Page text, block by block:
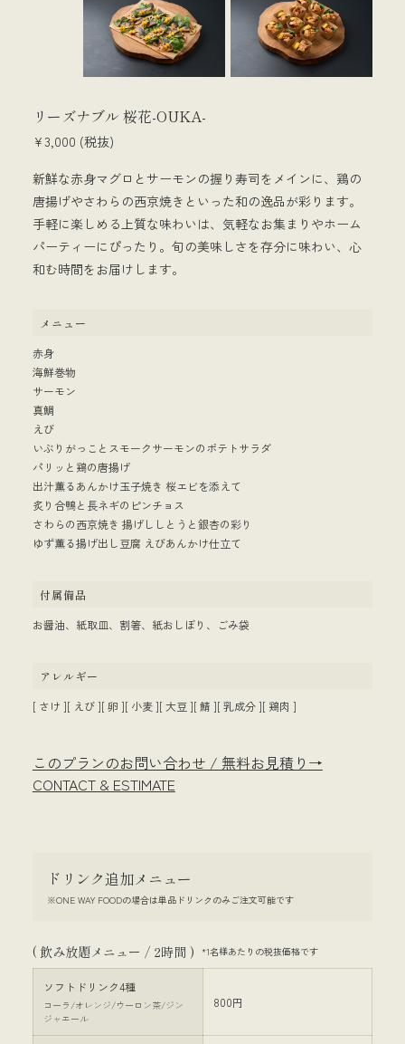
リーズナブル 桜花-OUKA-
¥3,000 (税抜)
新鮮な赤身マグロとサーモンの握り寿司をメインに、鶏の
唐揚げやさわらの西京焼きといった和の逸品が彩ります。
手軽に楽しめる上質な味わいは、気軽なお集まりやホーム
パーティーにぴったり。旬の美味しさを存分に味わい、心
和む時間をお届けします。
メニュー
赤身
海鮮巻物
サーモン
真鯛
えび
いぶりがっことスモークサーモンのポテトサラダ
パリッと鶏の唐揚げ
出汁薫るあんかけ玉子焼き 桜エビを添えて
炙り合鴨と長ネギのピンチョス
さわらの西京焼き 揚げししとうと銀杏の彩り
ゆず薫る揚げ出し豆腐 えびあんかけ仕立て
付属備品
お醤油、紙取皿、割箸、紙おしぼり、ごみ袋
アレルギー
[ さけ ][ えび ][ 卵 ][ 小麦 ][ 大豆 ][ 鯖 ][ 乳成分 ][ 鶏肉 ]
このプランのお問い合わせ / 無料お見積り→
CONTACT & ESTIMATE
ドリンク追加メニュー
※ONE WAY FOODの場合は単品ドリンクのみご注文可能です
( 飲み放題メニュー / 2時間 ) *1名様あたりの税抜価格です
ソフトドリンク4種
コーラ/オレンジ/ウーロン茶/ジン
ジャエール
800円